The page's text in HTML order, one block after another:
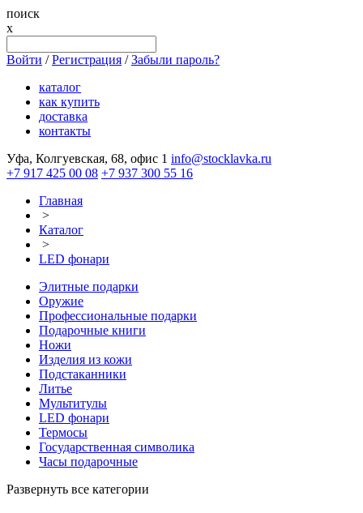
поиск
x
Войти / Регистрация / Забыли пароль?
каталог
как купить
доставка
контакты
Уфа, Колгуевская, 68, офис 1 info@stocklavka.ru
+7 917 425 00 08 +7 937 300 55 16
Главная
>
Каталог
>
LED фонари
Элитные подарки
Оружие
Профессиональные подарки
Подарочные книги
Ножи
Изделия из кожи
Подстаканники
Литье
Мультитулы
LED фонари
Термосы
Государственная символика
Часы подарочные
Развернуть все категории